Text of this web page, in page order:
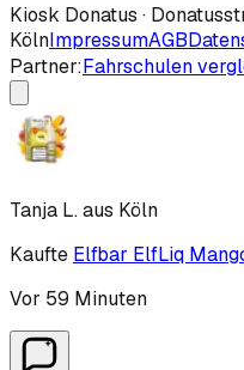
Kiosk Donatus ·
KölnImpressumAGB
Partner:Fahrschulen
Tanja L.aus Köln
Kaufte Elfbar ElfLiq
Vor 59 Minuten